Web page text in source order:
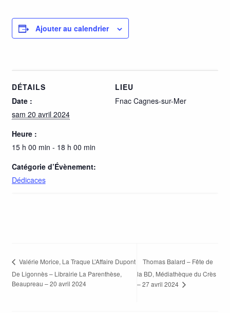
Ajouter au calendrier
DÉTAILS
Date :
sam 20 avril 2024
Heure :
15 h 00 min - 18 h 00 min
Catégorie d’Évènement:
Dédicaces
LIEU
Fnac Cagnes-sur-Mer
Valérie Morice, La Traque L’Affaire Dupont
De Ligonnès – Librairie La Parenthèse,
Beaupreau – 20 avril 2024
Thomas Balard – Fête de
la BD, Médiathèque du Crès
– 27 avril 2024